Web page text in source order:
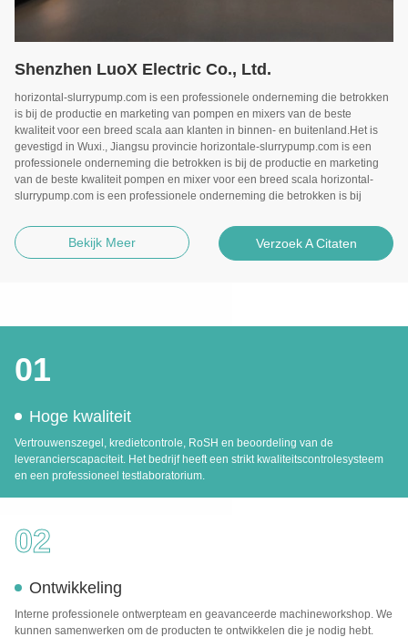
Shenzhen LuoX Electric Co., Ltd.
horizontal-slurrypump.com is een professionele onderneming die betrokken
is bij de productie en marketing van pompen en mixers van de beste
kwaliteit voor een breed scala aan klanten in binnen- en buitenland.Het is
gevestigd in Wuxi., Jiangsu provincie horizontale-slurrypump.com is een
professionele onderneming die betrokken is bij de productie en marketing
van de beste kwaliteit pompen en mixer voor een breed scala horizontal-
slurrypump.com is een professionele onderneming die betrokken is bij
Bekijk Meer Verzoek A Citaten
01
Hoge kwaliteit
Vertrouwenszegel, kredietcontrole, RoSH en beoordeling van de
leverancierscapaciteit. Het bedrijf heeft een strikt kwaliteitscontrolesysteem
en een professioneel testlaboratorium.
02
Ontwikkeling
Interne professionele ontwerpteam en geavanceerde machineworkshop. We
kunnen samenwerken om de producten te ontwikkelen die je nodig hebt.